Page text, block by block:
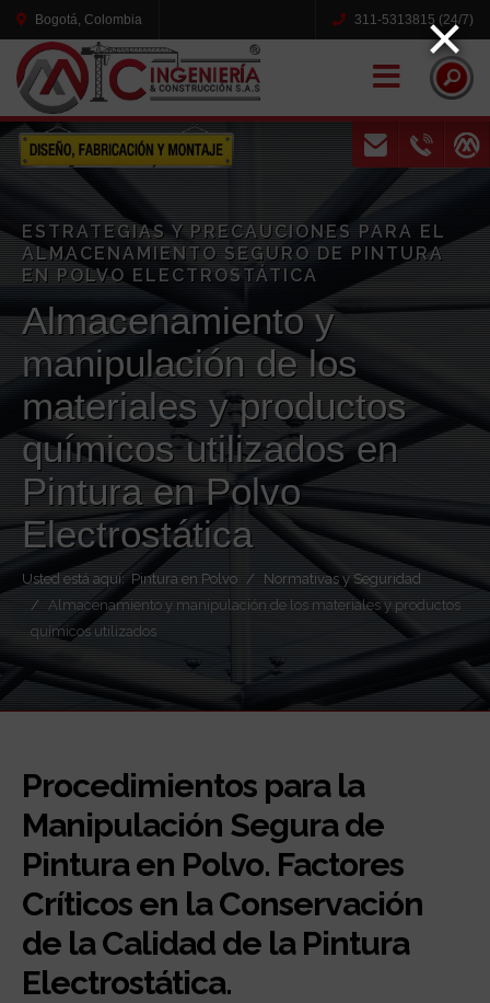
Bogotá, Colombia 311-5313815 (24/7)
ESTRATEGIAS Y PRECAUCIONES PARA EL
ALMACENAMIENTO SEGURO DE PINTURA
EN POLVO ELECTROSTÁTICA
Almacenamiento y
manipulación de los
materiales y productos
químicos utilizados en
Pintura en Polvo
Electrostática
Usted está aquí:Pintura en Polvo
Normativas y Seguridad
Almacenamiento y manipulación de los materiales y productos
químicos utilizados
Procedimientos para la
Manipulación Segura de
Pintura en Polvo. Factores
Críticos en la Conservación
de la Calidad de la Pintura
Electrostática.
×